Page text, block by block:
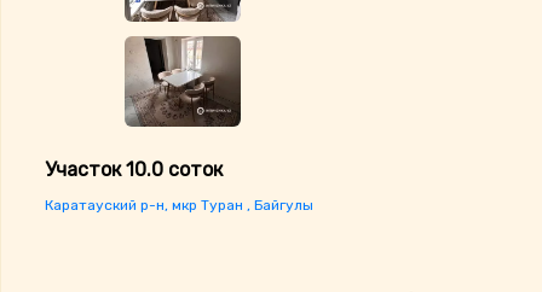
Участок 10.0 соток
Каратауский р-н, мкр Туран , Байгулы